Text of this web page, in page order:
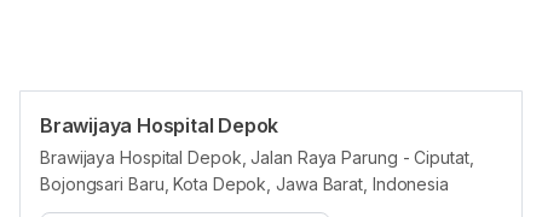
Brawijaya Hospital Depok
Brawijaya Hospital Depok, Jalan Raya Parung - Ciputat,
Bojongsari Baru, Kota Depok, Jawa Barat, Indonesia
Jam reguler
Senin 09:00 - 17:00